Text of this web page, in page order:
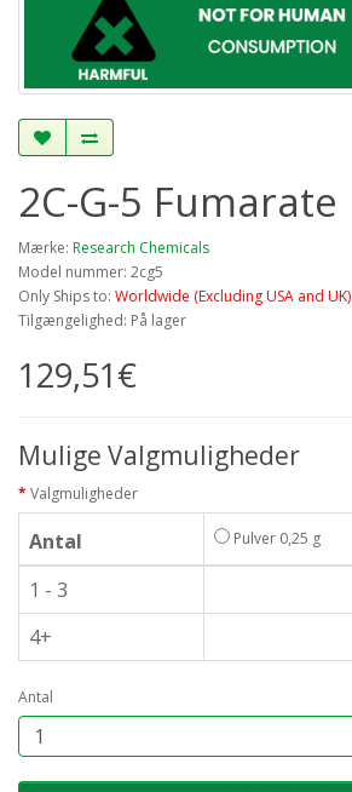
2C-G-5 Fumarate
Mærke: Research Chemicals
Model nummer: 2cg5
Only Ships to: Worldwide (Excluding USA and UK)
Tilgængelighed: På lager
129,51€
Mulige Valgmuligheder
Valgmuligheder
Antal Pulver 0,25 g
1 - 3
4+
Antal